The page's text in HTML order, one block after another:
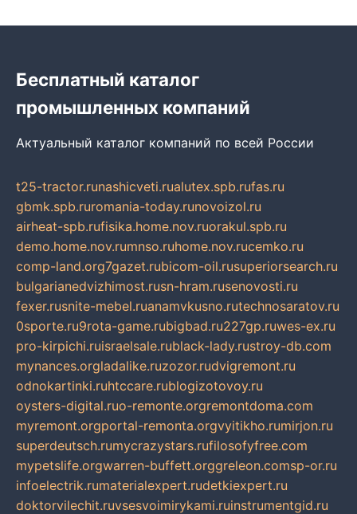
Бесплатный каталог
промышленных компаний
Актуальный каталог компаний по всей России
t25-tractor.runashicveti.rualutex.spb.rufas.ru
gbmk.spb.ruromania-today.runovoizol.ru
airheat-spb.rufisika.home.nov.ruorakul.spb.ru
demo.home.nov.rumnso.ruhome.nov.rucemko.ru
comp-land.org7gazet.rubicom-oil.rusuperiorsearch.ru
bulgarianedvizhimost.rusn-hram.rusenovosti.ru
fexer.rusnite-mebel.ruanamvkusno.rutechnosaratov.ru
0sporte.ru9rota-game.rubigbad.ru227gp.ruwes-ex.ru
pro-kirpichi.ruisraelsale.rublack-lady.rustroy-db.com
mynances.orgladalike.ruzozor.rudvigremont.ru
odnokartinki.ruhtccare.rublogizotovoy.ru
oysters-digital.ruo-remonte.orgremontdoma.com
myremont.orgportal-remonta.orgvyitikho.rumirjon.ru
superdeutsch.rumycrazystars.rufilosofyfree.com
mypetslife.orgwarren-buffett.orggreleon.comsp-or.ru
infoelectrik.rumaterialexpert.rudetkiexpert.ru
doktorvilechit.ruvsesvoimirykami.ruinstrumentgid.ru